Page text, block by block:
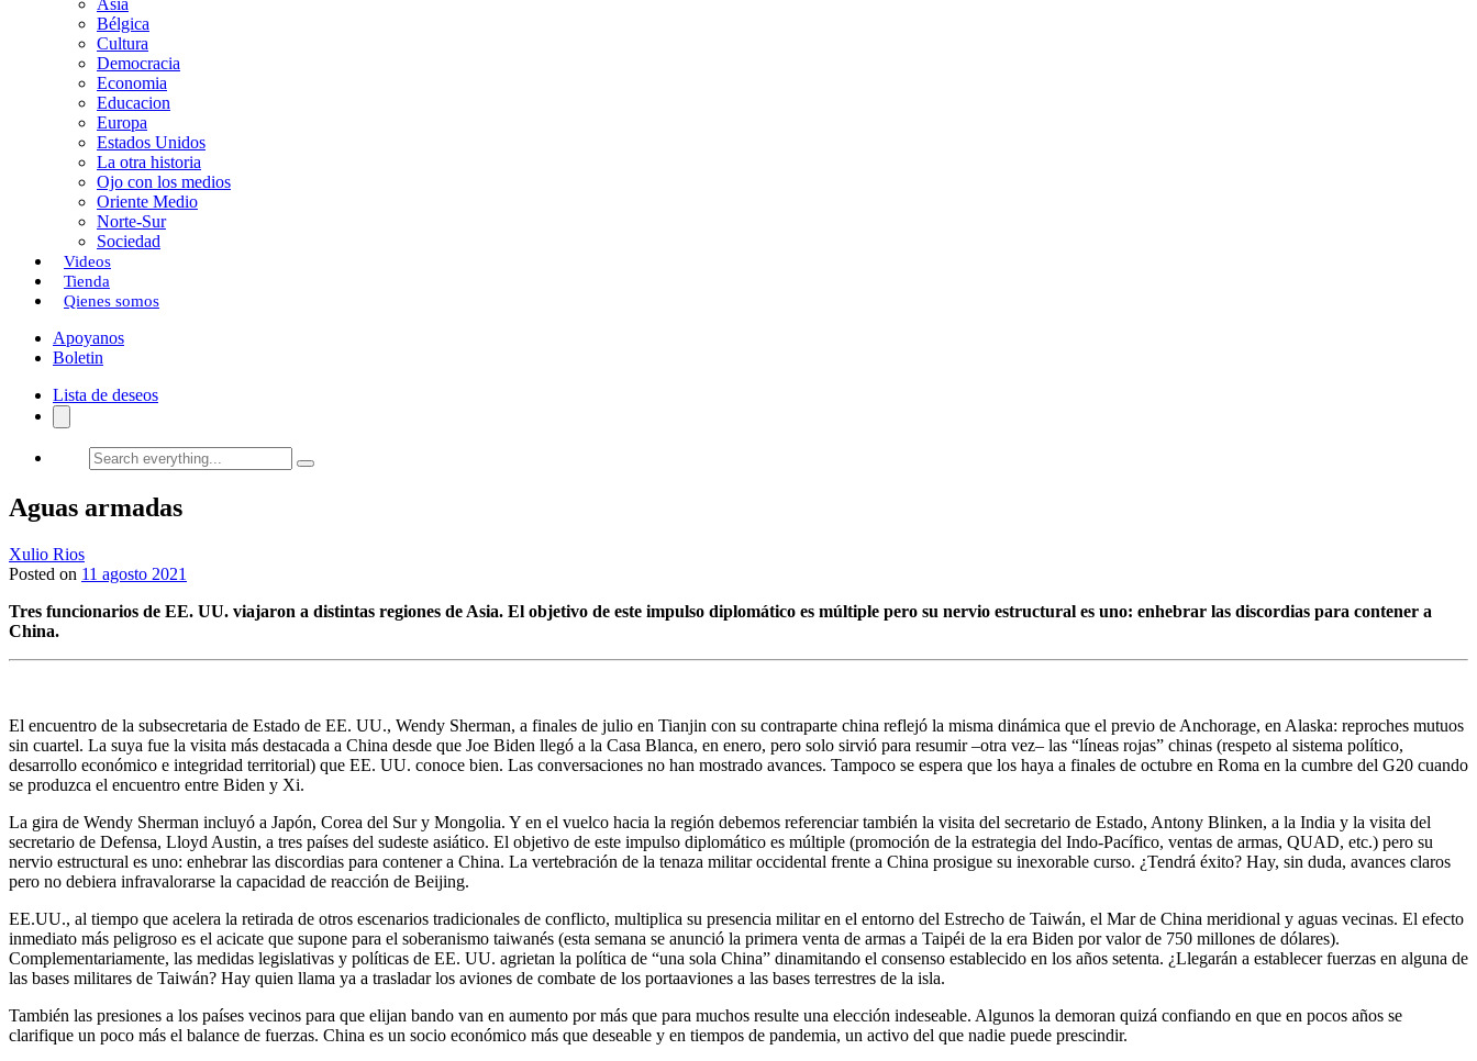
Asia
Bélgica
Cultura
Democracia
Economia
Educacion
Europa
Estados Unidos
La otra historia
Ojo con los medios
Oriente Medio
Norte-Sur
Sociedad
Videos
Tienda
Qienes somos
Apoyanos
Boletin
Lista de deseos
Search
everything...
Aguas armadas
Xulio Rios
Posted on 11 agosto 2021
Tres funcionarios de EE. UU. viajaron a distintas regiones de Asia. El objetivo de este impulso diplomático es múltiple pero su nervio estructural es uno: enhebrar las discordias para contener a
China.
El encuentro de la subsecretaria de Estado de EE. UU., Wendy Sherman, a finales de julio en Tianjin con su contraparte china reflejó la misma dinámica que el previo de Anchorage, en Alaska: reproches mutuos
sin cuartel. La suya fue la visita más destacada a China desde que Joe Biden llegó a la Casa Blanca, en enero, pero solo sirvió para resumir –otra vez– las “líneas rojas” chinas (respeto al sistema político,
desarrollo económico e integridad territorial) que EE. UU. conoce bien. Las conversaciones no han mostrado avances. Tampoco se espera que los haya a finales de octubre en Roma en la cumbre del G20 cuando
se produzca el encuentro entre Biden y Xi.
La gira de Wendy Sherman incluyó a Japón, Corea del Sur y Mongolia. Y en el vuelco hacia la región debemos referenciar también la visita del secretario de Estado, Antony Blinken, a la India y la visita del
secretario de Defensa, Lloyd Austin, a tres países del sudeste asiático. El objetivo de este impulso diplomático es múltiple (promoción de la estrategia del Indo-Pacífico, ventas de armas, QUAD, etc.) pero su
nervio estructural es uno: enhebrar las discordias para contener a China. La vertebración de la tenaza militar occidental frente a China prosigue su inexorable curso. ¿Tendrá éxito? Hay, sin duda, avances claros
pero no debiera infravalorarse la capacidad de reacción de Beijing.
EE.UU., al tiempo que acelera la retirada de otros escenarios tradicionales de conflicto, multiplica su presencia militar en el entorno del Estrecho de Taiwán, el Mar de China meridional y aguas vecinas. El efecto
inmediato más peligroso es el acicate que supone para el soberanismo taiwanés (esta semana se anunció la primera venta de armas a Taipéi de la era Biden por valor de 750 millones de dólares).
Complementariamente, las medidas legislativas y políticas de EE. UU. agrietan la política de “una sola China” dinamitando el consenso establecido en los años setenta. ¿Llegarán a establecer fuerzas en alguna de
las bases militares de Taiwán? Hay quien llama ya a trasladar los aviones de combate de los portaaviones a las bases terrestres de la isla.
También las presiones a los países vecinos para que elijan bando van en aumento por más que para muchos resulte una elección indeseable. Algunos la demoran quizá confiando en que en pocos años se
clarifique un poco más el balance de fuerzas. China es un socio económico más que deseable y en tiempos de pandemia, un activo del que nadie puede prescindir.